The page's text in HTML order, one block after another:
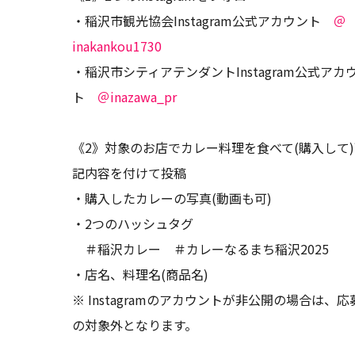
・稲沢市観光協会Instagram公式アカウント ＠
inakankou1730
・稲沢市シティアテンダントInstagram公式アカ
ト ＠inazawa_pr
《2》対象のお店でカレー料理を食べて(購入して
記内容を付けて投稿
・購入したカレーの写真(動画も可)
・2つのハッシュタグ
＃稲沢カレー ＃カレーなるまち稲沢2025
・店名、料理名(商品名)
※ Instagramのアカウントが非公開の場合は、応
の対象外となります。